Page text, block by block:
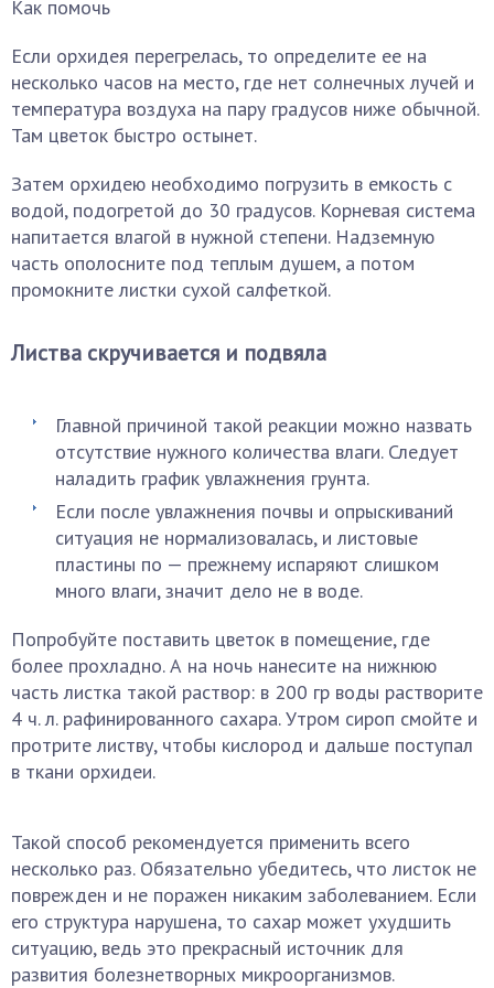
Как помочь
Если орхидея перегрелась, то определите ее на
несколько часов на место, где нет солнечных лучей и
температура воздуха на пару градусов ниже обычной.
Там цветок быстро остынет.
Затем орхидею необходимо погрузить в емкость с
водой, подогретой до 30 градусов. Корневая система
напитается влагой в нужной степени. Надземную
часть ополосните под теплым душем, а потом
промокните листки сухой салфеткой.
Листва скручивается и подвяла
Главной причиной такой реакции можно назвать
отсутствие нужного количества влаги. Следует
наладить график увлажнения грунта.
Если после увлажнения почвы и опрыскиваний
ситуация не нормализовалась, и листовые
пластины по — прежнему испаряют слишком
много влаги, значит дело не в воде.
Попробуйте поставить цветок в помещение, где
более прохладно. А на ночь нанесите на нижнюю
часть листка такой раствор: в 200 гр воды растворите
4 ч. л. рафинированного сахара. Утром сироп смойте и
протрите листву, чтобы кислород и дальше поступал
в ткани орхидеи.
Такой способ рекомендуется применить всего
несколько раз. Обязательно убедитесь, что листок не
поврежден и не поражен никаким заболеванием. Если
его структура нарушена, то сахар может ухудшить
ситуацию, ведь это прекрасный источник для
развития болезнетворных микроорганизмов.